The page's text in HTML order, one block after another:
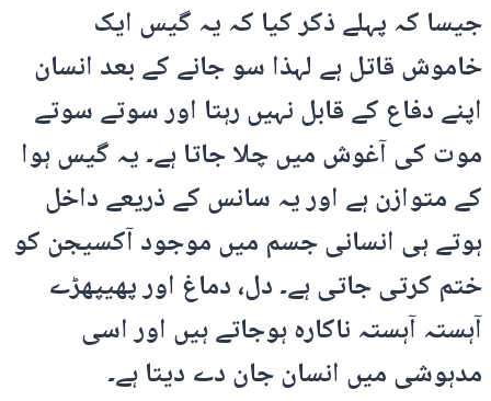
جیسا کہ پہلے ذکر کیا کہ یہ گیس ایک
خاموش قاتل ہے لہذا سو جانے کے بعد انسان
اپنے دفاع کے قابل نہیں رہتا اور سوتے سوتے
موت کی آغوش میں چلا جاتا ہے۔ یہ گیس ہوا
کے متوازن ہے اور یہ سانس کے ذریعے داخل
ہوتے ہی انسانی جسم میں موجود آکسیجن کو
ختم کرتی جاتی ہے۔ دل، دماغ اور پھیپھڑے
آہستہ آہستہ ناکارہ ہوجاتے ہیں اور اسی
مدہوشی میں انسان جان دے دیتا ہے۔